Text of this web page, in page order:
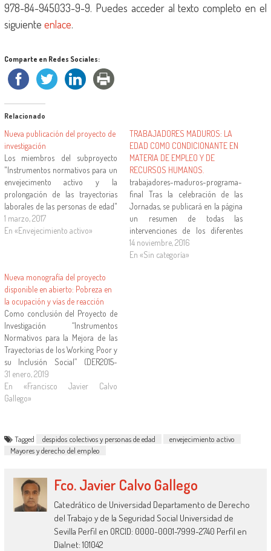
978-84-945033-9-9. Puedes acceder al texto completo en el
siguiente enlace.
Comparte en Redes Sociales:
Relacionado
Nueva publicación del proyecto de
investigación
Los miembros del subproyecto
"Instrumentos normativos para un
envejecimento activo y la
prolongación de las trayectorias
laborales de las personas de edad"
(DER 2015-6370-C3-2-R) han
publicado una monografía que
Morales Ortega con el…
1 marzo, 2017
En «Envejecimiento activo»
TRABAJADORES MADUROS: LA
EDAD COMO CONDICIONANTE EN
MATERIA DE EMPLEO Y DE
RECURSOS HUMANOS.
trabajadores-maduros-programa-
final Tras la celebración de las
Jornadas, se publicará en la página
un resumen de todas las
intervenciones de los diferentes
ponentes.
14 noviembre, 2016
En «Sin categoría»
Nueva monografía del proyecto
disponible en abierto: Pobreza en
la ocupación y vías de reacción
Como conclusión del Proyecto de
Investigación “Instrumentos
Normativos para la Mejora de las
Trayectorias de los Working Poor y
su Inclusión Social” (DER2015-
63701-C3-1-R) financiado por el
Ministerio de Economía y
Competitividad y el Fondo Europeo
Laborum la monografía "Pobreza
en la…
31 enero, 2019
En «Francisco Javier Calvo
Gallego»
Tagged despidos colectivos y personas de edad
envejecimiento activo
Mayores y derecho del empleo
Fco. Javier Calvo Gallego
Catedrático de Universidad Departamento de Derecho
del Trabajo y de la Seguridad Social Universidad de
Sevilla Perfil en ORCID: 0000-0001-7999-2740 Perfil en
Dialnet: 101042